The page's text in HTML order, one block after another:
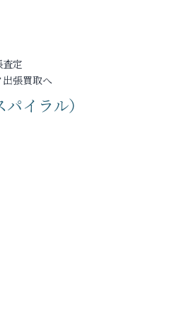
定
張買取へ
イラル）